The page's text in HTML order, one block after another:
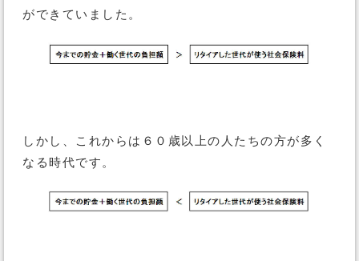
ができていました。
しかし、これからは６０歳以上の人たちの方が多く
なる時代です。